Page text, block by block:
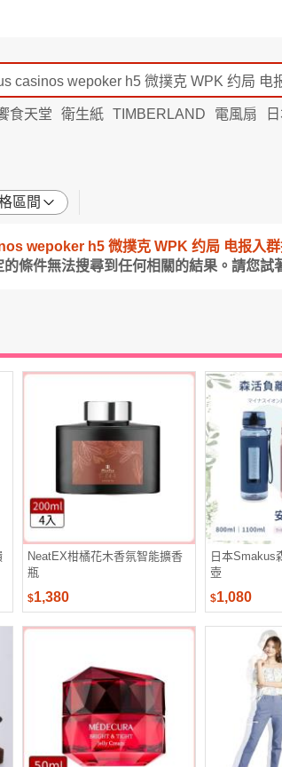
食天堂 衛生紙 TIMBERLAND 電風扇
區間
wepoker h5 微撲克 WPK 约局 电报入
的條件無法搜尋到任何相關的結果。請您試
NeatEX柑橘花木香氛智能擴香
瓶
$1,380
日本Smakus
壺
$1,080